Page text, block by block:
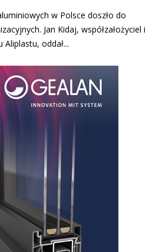
w Polsce doszło do
Jan Kidaj, współzałożyciel i
oddał...